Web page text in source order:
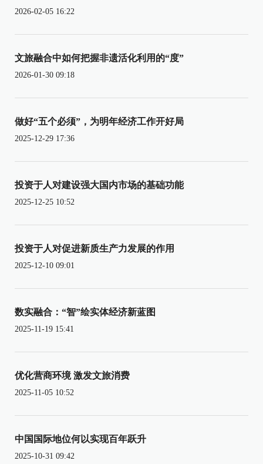
2026-02-05 16:22
文旅融合中如何把握非遗活化利用的“度”
2026-01-30 09:18
做好“五个必须”，为明年经济工作开好局
2025-12-29 17:36
投资于人对建设强大国内市场的基础功能
2025-12-25 10:52
投资于人对促进新质生产力发展的作用
2025-12-10 09:01
数实融合：“智”绘实体经济新蓝图
2025-11-19 15:41
优化营商环境 激发文旅消费
2025-11-05 10:52
中国国际地位何以实现百年跃升
2025-10-31 09:42